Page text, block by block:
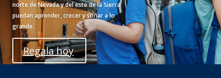
norte de Nevada y del este de la Sierra
puedan aprender, crecer y soñar a lo
grande.
Regala hoy